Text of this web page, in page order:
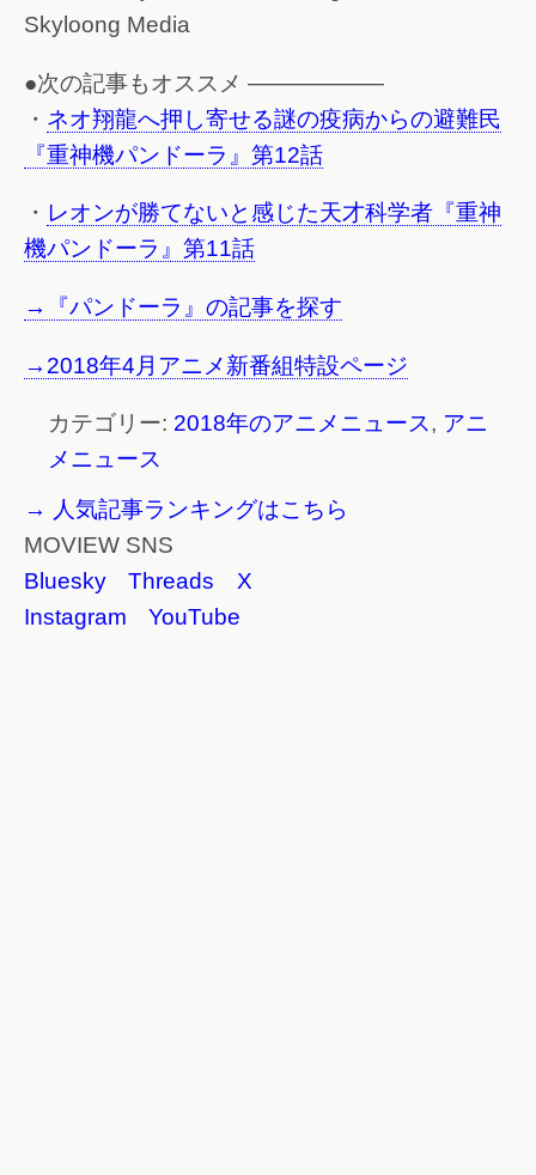
Skyloong Media
●次の記事もオススメ ——————
・ ネオ翔龍へ押し寄せる謎の疫病からの避難民
『重神機パンドーラ』第12話
・ レオンが勝てないと感じた天才科学者『重神
機パンドーラ』第11話
→『パンドーラ』の記事を探す
→2018年4月アニメ新番組特設ページ
カテゴリー: 2018年のアニメニュース, アニ
メニュース
→ 人気記事ランキングはこちら
MOVIEW SNS
Bluesky
Threads
X
Instagram
YouTube